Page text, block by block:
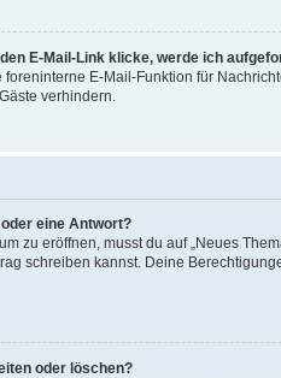
E-Mail-Link klicke, werde ich
foreninterne E-Mail-Funktion für
verhindern.
eine Antwort?
zu eröffnen, musst du auf „Neues
schreiben kannst. Deine
oder löschen?